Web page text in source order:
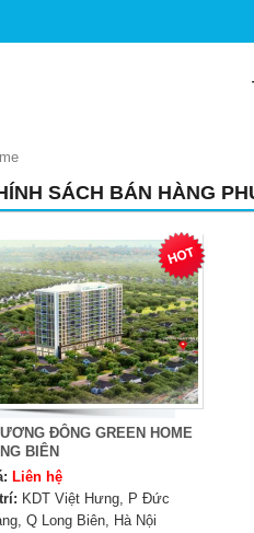
SÁCH BÁN HÀNG
ĐÔNG GREEN HOME
BIÊN
Liên hệ
KDT Việt Hưng, P Đức
Q Long Biên, Hà Nội